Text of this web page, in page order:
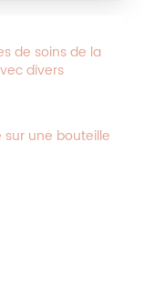
de soins de la
divers
sur une bouteille